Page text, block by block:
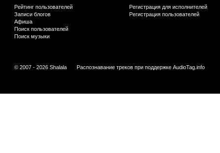
Рейтинг пользователей
Записи блогов
Афиша
Поиск пользователей
Поиск музыки
Регистрация для исполнителей
Регистрация пользователей
© 2007 - 2026 Shalala Распознавание треков при поддержке AudioTag.info